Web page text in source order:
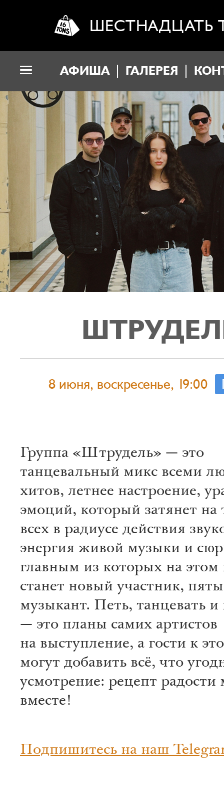
ШЕСТНАДЦАТЬ
АФИША ГАЛЕРЕЯ
8 июня, воскресенье, 19:00
Группа «Штрудель» — это
танцевальный микс всеми
хитов, летнее настроение,
эмоций, который затянет на
всех в радиусе действия
энергия живой музыки и
главным из которых на этом
станет новый участник,
музыкант. Петь, танцевать и
— это планы самих артистов
на выступление, а гости к
могут добавить всё, что
усмотрение: рецепт радости
вместе!
Подпишитесь на наш